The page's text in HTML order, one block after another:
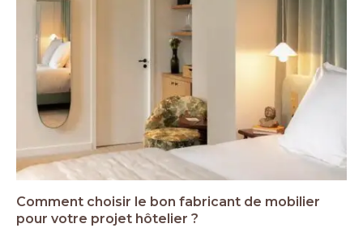
Comment choisir le bon fabricant de mobilier
pour votre projet hôtelier ?